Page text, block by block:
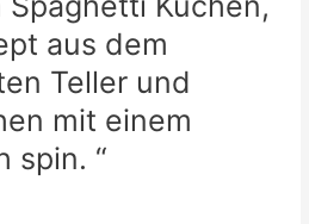
aus dem
Teller und
mit einem
spin. “